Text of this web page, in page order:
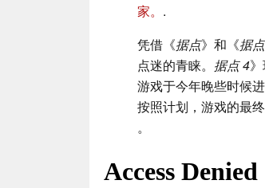
家。 .
凭借《据点》和《据
点迷的青睐。 据点 4
游戏于今年晚些时候
按照计划，游戏的最
。